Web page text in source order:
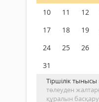
10
11 12
17
18 19
24
25 26
31
Тіршілік тынысы
төлеуден
құралын